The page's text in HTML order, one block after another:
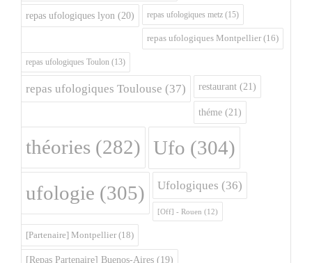
repas ufologiques lyon (20) repas ufologiques metz (15)
repas ufologiques Montpellier (16)
repas ufologiques Toulon (13)
repas ufologiques Toulouse (37) restaurant (21)
théme (21)
théories (282) Ufo (304)
ufologie (305) Ufologiques (36)
[Off] - Rouen (12)
[Partenaire] Montpellier (18)
[Repas Partenaire] Buenos-Aires (19)